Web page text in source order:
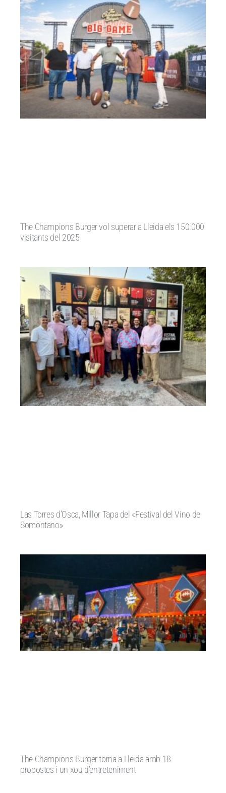
The Champions Burger vol superar a Lleida els 150.000
visitants del 2025
Las Torres d’Osca, Millor Tapa del «Festival del Vino de
Somontano»
The Champions Burger torna a Lleida amb 18
propostes i un xou d’entreteniment